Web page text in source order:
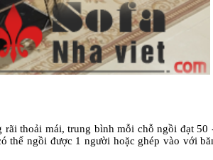
thoải mái, trung bình mỗi chỗ ngồi đạt 50
thể ngồi được 1 người hoặc ghép vào với